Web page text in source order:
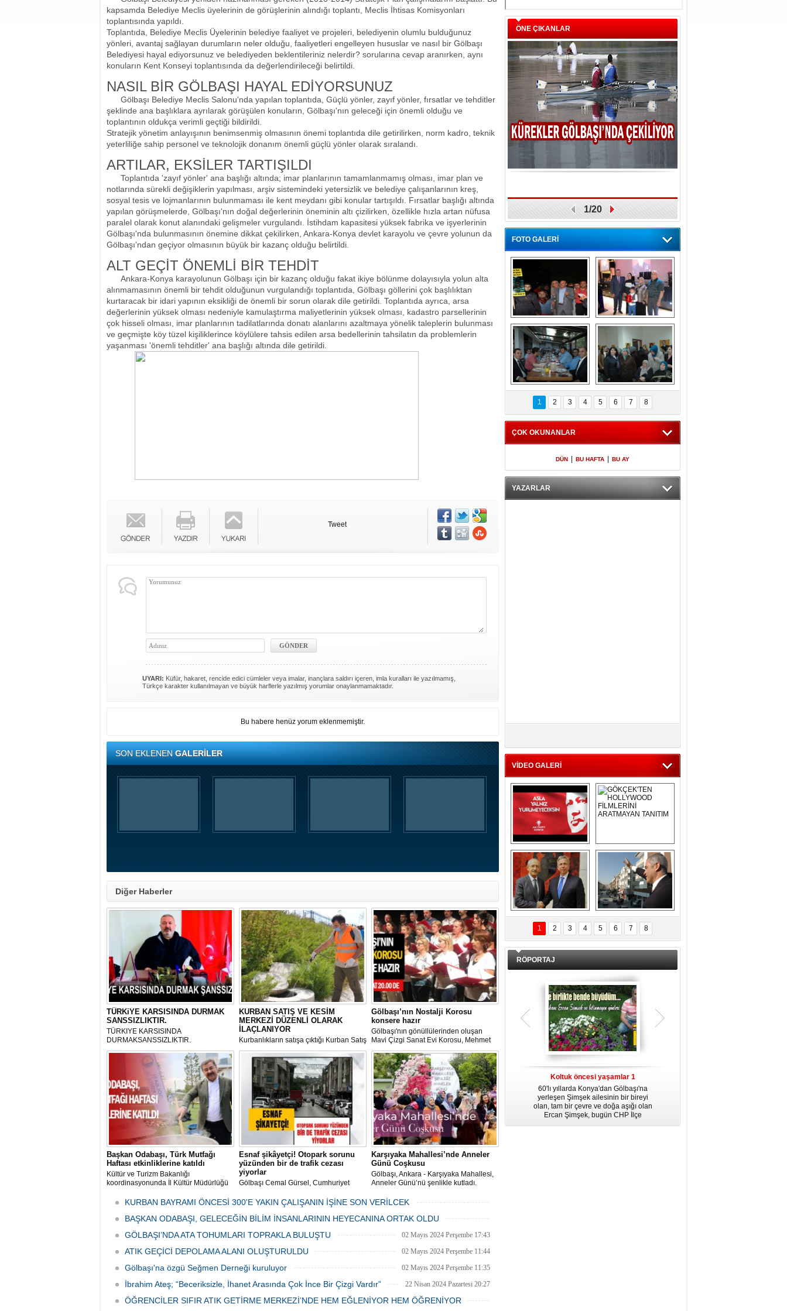
kapsamda Belediye Meclis üyelerinin de görüşlerinin alındığı toplantı, Meclis İhtisas Komisyonları
toplantısında yapıldı.
Toplantıda, Belediye Meclis Üyelerinin belediye faaliyet ve projeleri, belediyenin olumlu bulduğunuz
yönleri, avantaj sağlayan durumların neler olduğu, faaliyetleri engelleyen hususlar ve nasıl bir Gölbaşı
Belediyesi hayal ediyorsunuz ve belediyeden beklentileriniz nelerdir? sorularına cevap aranırken, aynı
konuların Kent Konseyi toplantısında da değerlendirileceği belirtildi.
NASIL BİR GÖLBAŞI HAYAL EDİYORSUNUZ
Gölbaşı Belediye Meclis Salonu'nda yapılan toplantıda, Güçlü yönler, zayıf yönler, fırsatlar ve tehditler
şeklinde ana başlıklara ayrılarak görüşülen konuların, Gölbaşı'nın geleceği için önemli olduğu ve
toplantının oldukça verimli geçtiği bildirildi.
Stratejik yönetim anlayışının benimsenmiş olmasının önemi toplantıda dile getirilirken, norm kadro, teknik
yeterliliğe sahip personel ve teknolojik donanım önemli güçlü yönler olarak sıralandı.
ARTILAR, EKSİLER TARTIŞILDI
Toplantıda 'zayıf yönler' ana başlığı altında; imar planlarının tamamlanmamış olması, imar plan ve
notlarında sürekli değişiklerin yapılması, arşiv sistemindeki yetersizlik ve belediye çalışanlarının kreş,
sosyal tesis ve lojmanlarının bulunmaması ile kent meydanı gibi konular tartışıldı. Fırsatlar başlığı altında
yapılan görüşmelerde, Gölbaşı'nın doğal değerlerinin öneminin altı çizilirken, özellikle hızla artan nüfusa
paralel olarak konut alanındaki gelişmeler vurgulandı. İstihdam kapasitesi yüksek fabrika ve işyerlerinin
Gölbaşı'nda bulunmasının önemine dikkat çekilirken, Ankara-Konya devlet karayolu ve çevre yolunun da
Gölbaşı'ndan geçiyor olmasının büyük bir kazanç olduğu belirtildi.
ALT GEÇİT ÖNEMLİ BİR TEHDİT
Ankara-Konya karayolunun Gölbaşı için bir kazanç olduğu fakat ikiye bölünme dolayısıyla yolun alta
alınmamasının önemli bir tehdit olduğunun vurgulandığı toplantıda, Gölbaşı göllerini çok başlılıktan
kurtaracak bir idari yapının eksikliği de önemli bir sorun olarak dile getirildi. Toplantıda ayrıca, arsa
değerlerinin yüksek olması nedeniyle kamulaştırma maliyetlerinin yüksek olması, kadastro parsellerinin
çok hisseli olması, imar planlarının tadilatlarında donatı alanlarını azaltmaya yönelik taleplerin bulunması
ve geçmişte köy tüzel kişiliklerince köylülere tahsis edilen arsa bedellerinin tahsilatın da problemlerin
yaşanması 'önemli tehditler' ana başlığı altında dile getirildi.
Tweet
UYARI: Küfür, hakaret, rencide edici cümleler veya imalar, inançlara saldırı içeren, imla kuralları ile yazılmamış,
Türkçe karakter kullanılmayan ve büyük harflerle yazılmış yorumlar onaylanmamaktadır.
Bu habere henüz yorum eklenmemiştir.
SON EKLENENGALERİLER
Diğer Haberler
TÜRKiYE KARSISINDA DURMAK
SANSSIZLIKTIR.
TÜRKIYE KARSISINDA
DURMAKSANSSIZLIKTIR.
KURBAN SATIŞ VE KESİM
MERKEZİ DÜZENLİ OLARAK
İLAÇLANIYOR
Kurbanlıkların satışa çıktığı Kurban Satış
ve Kesim Merkezi, haşere ve
mikropların önüne geçilmesi amacıyla
her gün Gölbaşı Belediyesi ekipleri
tarafından düzenli olarak ilaçlanıyor.
Gölbaşı’nın Nostalji Korosu
konsere hazır
Gölbaşı'nın gönüllülerinden oluşan
Mavi Çizgi Sanat Evi Korosu, Mehmet
Akif Ersoy Kültür Merkezi’nde vereceği
konsere hızır.
Başkan Odabaşı, Türk Mutfağı
Haftası etkinliklerine katıldı
Kültür ve Turizm Bakanlığı
koordinasyonunda İl Kültür Müdürlüğü
Haftası" etkinlikleri Ankara'da devam
Esnaf şikâyetçi! Otopark sorunu
yüzünden bir de trafik cezası
yiyorlar
Gölbaşı Cemal Gürsel, Cumhuriyet
bulunan esnaf ve alışverişe gelen
vatandaşlar park cezaları yüzünden
canından bezdi.
Karşıyaka Mahallesi’nde Anneler
Günü Coşkusu
Gölbaşı, Ankara - Karşıyaka Mahallesi,
Anneler Günü’nü şenlikle kutladı.
öncülüğünde düzenlenen 1. Karşıyaka
KURBAN BAYRAMI ÖNCESİ 300'E YAKIN ÇALIŞANIN İŞİNE SON VERİLCEK
06 Mayıs 2024 Pazartesi 15:47
BAŞKAN ODABAŞI, GELECEĞİN BİLİM İNSANLARININ HEYECANINA ORTAK OLDU
06 Mayıs 2024 Pazartesi 15:31
GÖLBAŞI’NDA ATA TOHUMLARI TOPRAKLA BULUŞTU 02 Mayıs 2024 Perşembe 17:43
ATIK GEÇİCİ DEPOLAMA ALANI OLUŞTURULDU 02 Mayıs 2024 Perşembe 11:44
Gölbaşı'na özgü Seğmen Derneği kuruluyor 02 Mayıs 2024 Perşembe 11:35
İbrahim Ateş; “Beceriksizle, İhanet Arasında Çok İnce Bir Çizgi Vardır” 22 Nisan 2024 Pazartesi 20:27
ÖĞRENCİLER SIFIR ATIK GETİRME MERKEZİ’NDE HEM EĞLENİYOR HEM ÖĞRENİYOR
ÖNE ÇIKANLAR
1/20
FOTO GALERİ
Gölbaşı GAZZE
İÇİN YÜRÜDÜ
Kaymakamlıktan
iftar yemeği
Kaymakamlıktan
iftar yemeği
NERGÜL
YILDIRIM SEÇİM
BÜROSUNU AÇTI
1 2 3 4 5 6 7 8
ÇOK OKUNANLAR
DÜN BU HAFTA BU AY
YAZARLAR
VİDEO GALERİ
Asla Yalnız
Yürümeyeceksin
Uzun Adam
GÖKÇEK'TEN
HOLLYWOOD
FİLMLERİNİ
ARATMAYAN
TANITIM
DAL İÇERİ ZÜBÜK!
ERCAN ŞİMŞEK
GÖLBAŞI'NDA
KASIRGA ETKİSİ
YARATTI !
1 2 3 4 5 6 7 8
RÖPORTAJ
Koltuk öncesi yaşamlar 1
60'lı yıllarda Konya'dan Gölbaşı'na
yerleşen Şimşek ailesinin bir bireyi
olan, tam bir çevre ve doğa aşığı olan
Ercan Şimşek, bugün CHP İlçe
Başkanlığı yaptığı Gölbaşı'nda yaşam
Teşrik tekbiri nedir? Ne anlama gelir?